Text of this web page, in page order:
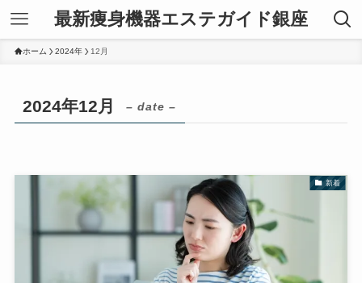
最新痩身機器エステガイド銀座
ホーム 2024年 12月
2024年12月 – date –
新着